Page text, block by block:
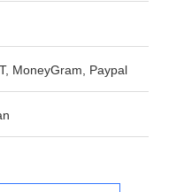
MoneyGram, Paypal